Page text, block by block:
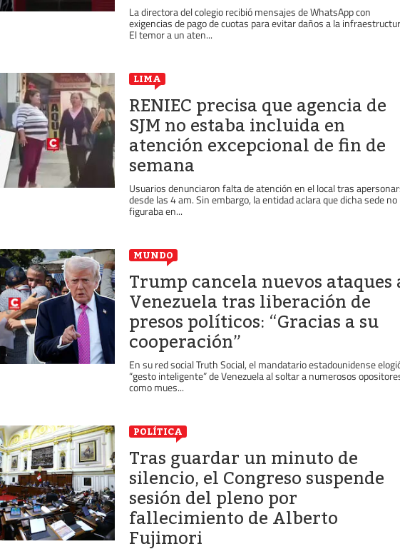
La directora del colegio recibió mensajes de WhatsApp con
exigencias de pago de cuotas para evitar daños a la
El temor a un aten...
LIMA
RENIEC precisa que agencia de
SJM no estaba incluida en
atención excepcional de fin de
semana
Usuarios denunciaron falta de atención en el local tras
desde las 4 am. Sin embargo, la entidad aclara que dicha sede no
figuraba en...
MUNDO
Trump cancela nuevos ataques
Venezuela tras liberación de
presos políticos: “Gracias a su
cooperación”
En su red social Truth Social, el mandatario estadounidense
“gesto inteligente” de Venezuela al soltar a numerosos
como mues...
POLÍTICA
Tras guardar un minuto de
silencio, el Congreso suspende
sesión del pleno por
fallecimiento de Alberto
Fujimori